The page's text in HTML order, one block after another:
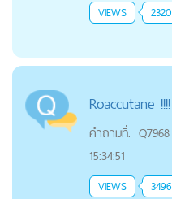
VIEWS 2320
Roaccutane !!!!
คำถามที่: Q7968
15:34:51
VIEWS 3496